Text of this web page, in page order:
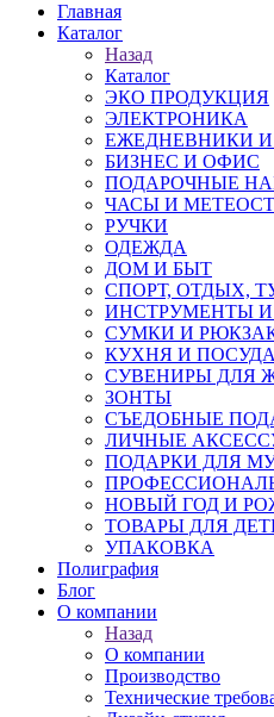
Главная
Каталог
Назад
Каталог
ЭКО ПРОДУКЦИЯ
ЭЛЕКТРОНИКА
ЕЖЕДНЕВНИКИ
БИЗНЕС И ОФИС
ПОДАРОЧНЫЕ
ЧАСЫ И
РУЧКИ
ОДЕЖДА
ДОМ И БЫТ
СПОРТ, ОТДЫХ,
ИНСТРУМЕНТЫ
СУМКИ И
КУХНЯ И ПОСУДА
СУВЕНИРЫ ДЛЯ
ЗОНТЫ
СЪЕДОБНЫЕ
ЛИЧНЫЕ
ПОДАРКИ ДЛЯ
НОВЫЙ ГОД И
ТОВАРЫ ДЛЯ
УПАКОВКА
Полиграфия
Блог
О компании
Назад
О компании
Производство
Технические